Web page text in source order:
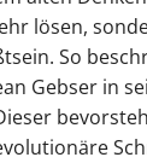
lösen,
So
Gebser in